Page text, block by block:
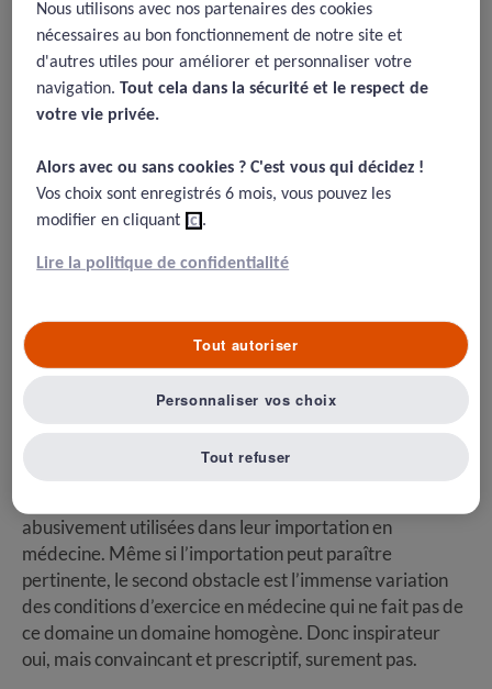
2010 -Editorial sur la limite des
bonnes idées venues d’autres
industries
17/08/2015
Vincent C. Benn J., Hanna G., High reliability in health care,
Examples from other industries should be informative, not
prescriptive, BMJ, 2010, 340
une bonne réflexion courte mais réaliste
Résumé
Les auteurs reviennent les sur cadre des HRO en
soulignant combien les termes et les idées sont flous
dans leur peur expression initiale, souvent purement
abusivement utilisées dans leur importation en
médecine. Même si l’importation peut paraître
pertinente, le second obstacle est l’immense variation
des conditions d’exercice en médecine qui ne fait pas de
ce domaine un domaine homogène. Donc inspirateur
oui, mais convaincant et prescriptif, surement pas.
Nous utilisons avec nos partenaires des cookies
nécessaires au bon fonctionnement de notre site et
d'autres utiles pour améliorer et personnaliser votre
navigation.Tout cela dans la sécurité et le respect de
votre vie privée.​
Alors avec ou sans cookies ? C'est vous qui décidez !​
Vos choix sont enregistrés 6 mois, vous pouvez les
modifier en cliquant ici.
Lire la politique de confidentialité
Tout refuser
Tout autoriser
Personnaliser vos choix